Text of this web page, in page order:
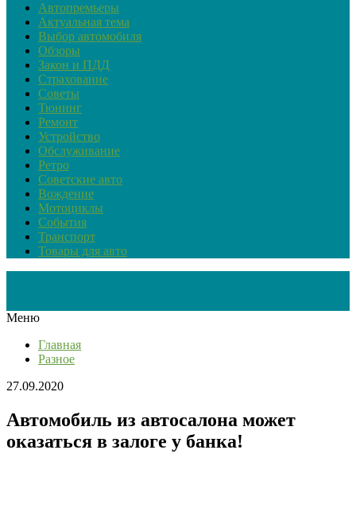
Автопремьеры
Актуальная тема
Выбор автомобиля
Обзоры
Закон и ПДД
Страхование
Советы
Тюнинг
Ремонт
Устройство
Обслуживание
Ретро
Советские авто
Вождение
Мотоциклы
События
Транспорт
Товары для авто
Меню
Главная
Разное
27.09.2020
Автомобиль из автосалона может
оказаться в залоге у банка!